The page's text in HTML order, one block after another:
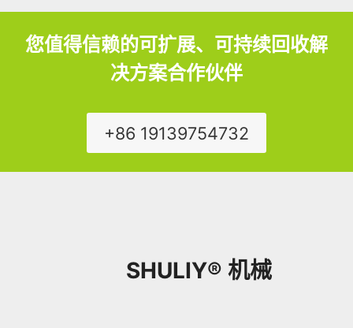
您值得信赖的可扩展、可持续回收解
决方案合作伙伴
+86 19139754732
SHULIY® 机械